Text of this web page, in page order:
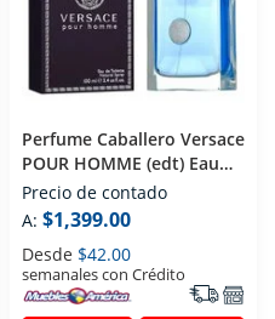
Perfume Caballero Versace
POUR HOMME (edt) Eau
De Toilette 100 Ml
Precio de contado
A: $1,399.00
Desde $42.00
semanales con Crédito